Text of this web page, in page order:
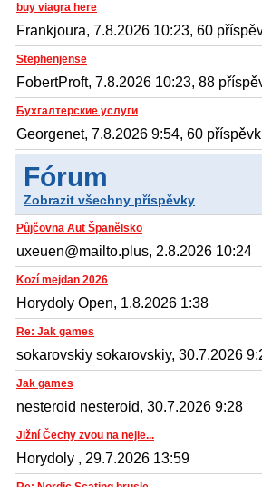
buy viagra here
Frankjoura, 7.8.2026 10:23, 60
Stephenjense
FobertProft, 7.8.2026 10:23, 88
Бухгалтерские услуги
Georgenet, 7.8.2026 9:54, 60
Fórum
Zobrazit všechny příspěvky
Půjčovna Aut Španělsko
uxeuen@mailto.plus, 2.8.2026 10:24
Kozí mejdan 2026
Horydoly Open, 1.8.2026 1:38
Re: Jak games
sokarovskiy sokarovskiy, 30.7.2026
Jak games
nesteroid nesteroid, 30.7.2026 9:28
Jižní Čechy zvou na nejle...
Horydoly , 29.7.2026 13:59